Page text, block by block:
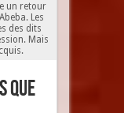
un retour
Les
des dits
Mais
que